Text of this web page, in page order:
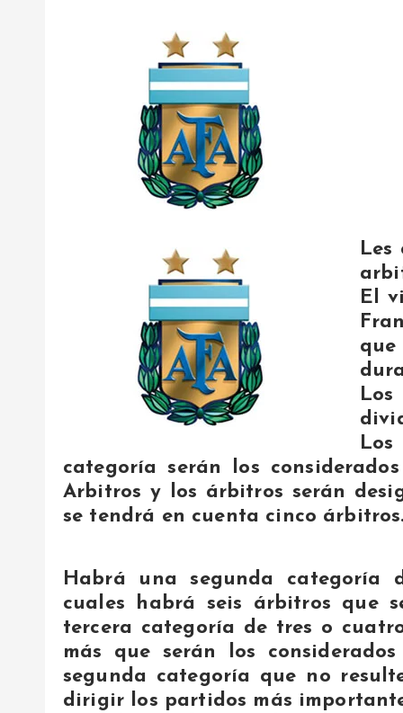
Les
El
categoría serán los
Arbitros y los árbitros serán
se tendrá en cuenta cinco árbitros.
Habrá una segunda
cuales habrá seis árbitros que
tercera categoría de tres o
más que serán los considerados
segunda categoría que no
dirigir los partidos más